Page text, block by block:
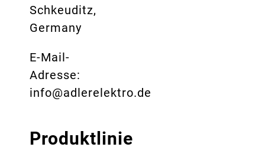
Schkeuditz,
Germany
E-Mail-
Adresse:
info@adlerelektro.de
Produktlinie